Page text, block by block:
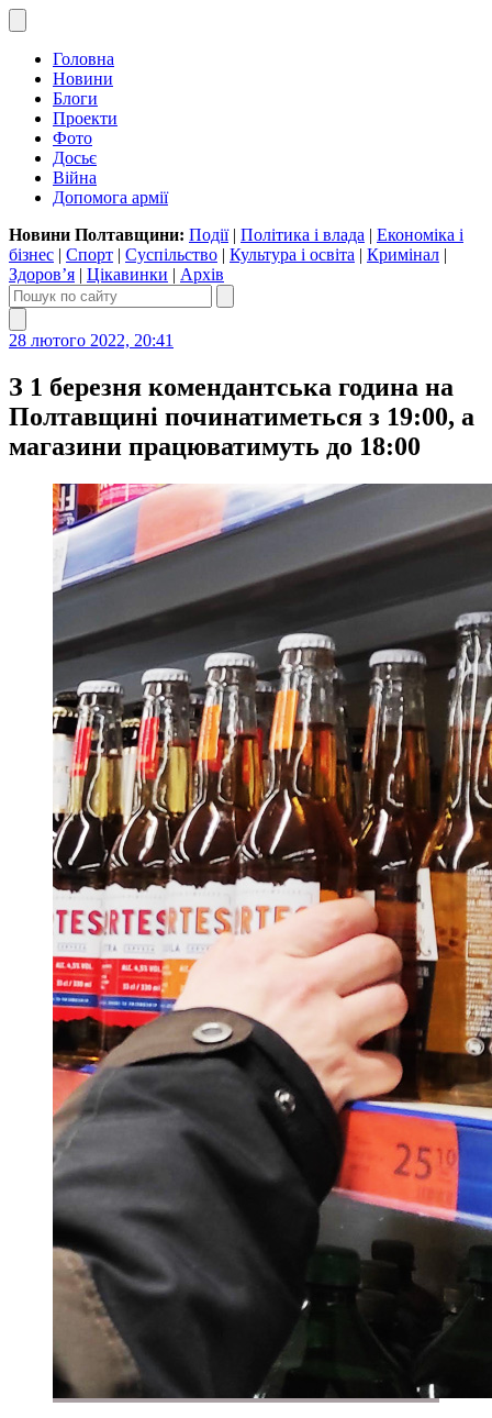
Головна
Новини
Блоги
Проекти
Фото
Досьє
Війна
Допомога армії
Новини Полтавщини: Події| Політика і влада | Економіка і
бізнес | Спорт | Суспільство | Культура і освіта | Кримінал |
Здоров’я | Цікавинки | Архів
28 лютого 2022, 20:41
З 1 березня комендантська година на
Полтавщині починатиметься з 19:00, а
магазини працюватимуть до 18:00